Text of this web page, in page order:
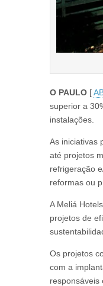
O PAULO [
superior a
instalações.
As iniciativas
até projetos
refrigeração
reformas ou
A Meliá
projetos de
Os projetos
com a
responsáveis